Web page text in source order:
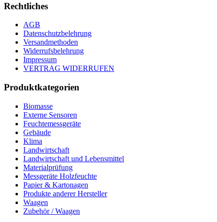
Rechtliches
AGB
Datenschutzbelehrung
Versandmethoden
Widerrufsbelehrung
Impressum
VERTRAG WIDERRUFEN
Produktkategorien
Biomasse
Externe Sensoren
Feuchtemessgeräte
Gebäude
Klima
Landwirtschaft
Landwirtschaft und Lebensmittel
Materialprüfung
Messgeräte Holzfeuchte
Papier & Kartonagen
Produkte anderer Hersteller
Waagen
Zubehör / Waagen